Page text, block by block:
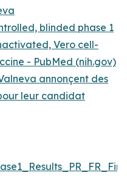
blinded phase 1
Vero cell-
- PubMed (nih.gov)
annonçent des
leur candidat